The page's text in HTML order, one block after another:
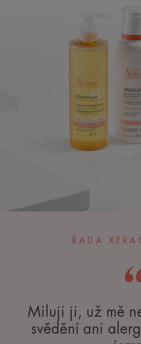
ŘADA
Miluji ji, už mě
svědění ani